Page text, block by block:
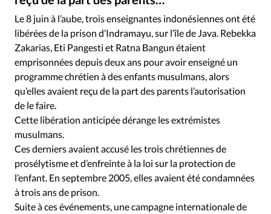
Le 8 juin à l’aube, trois enseignantes indonésiennes ont été
libérées de la prison d’Indramayu, sur l’île de Java. Rebekka
Zakarias, Eti Pangesti et Ratna Bangun étaient
emprisonnées depuis deux ans pour avoir enseigné un
programme chrétien à des enfants musulmans, alors
qu’elles avaient reçu de la part des parents l’autorisation
de le faire.
Cette libération anticipée dérange les extrémistes
musulmans.
Ces derniers avaient accusé les trois chrétiennes de
prosélytisme et d’enfreinte à la loi sur la protection de
l’enfant. En septembre 2005, elles avaient été condamnées
à trois ans de prison.
Suite à ces événements, une campagne internationale de